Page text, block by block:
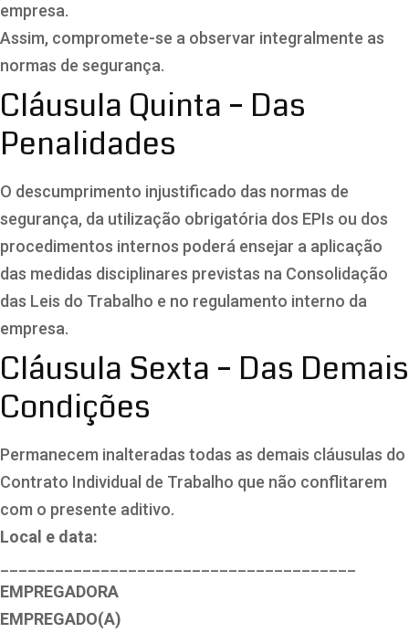
empresa.
Assim, compromete-se a observar integralmente as
normas de segurança.
Cláusula Quinta – Das
Penalidades
O descumprimento injustificado das normas de
segurança, da utilização obrigatória dos EPIs ou dos
procedimentos internos poderá ensejar a aplicação
das medidas disciplinares previstas na Consolidação
das Leis do Trabalho e no regulamento interno da
empresa.
Cláusula Sexta – Das Demais
Condições
Permanecem inalteradas todas as demais cláusulas do
Contrato Individual de Trabalho que não conflitarem
com o presente aditivo.
Local e data:
EMPREGADORA
EMPREGADO(A)